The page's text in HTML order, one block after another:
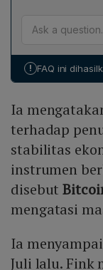
instabilitas
BlackRock
dalam
kini
dari level
! FAQ ini
Ia
terhadap
stabilitas
instrumen
disebut
mengatasi
Ia
Juli lalu. Fink